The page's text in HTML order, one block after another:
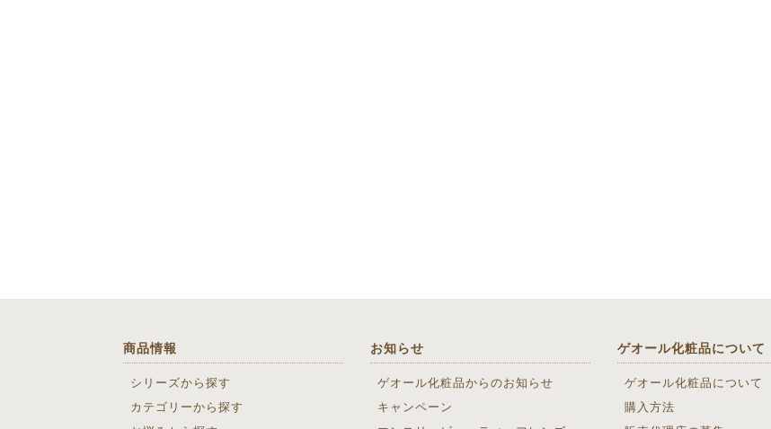
商品情報
シリーズから探す
カテゴリーから探す
お知らせ
ゲオール化粧品からのお知らせ
キャンペーン
ゲオール化粧品について
ゲオール化粧品について
購入方法